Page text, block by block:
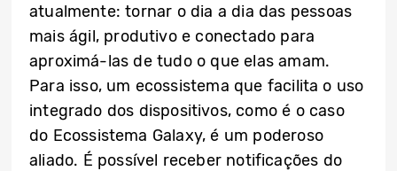
atualmente: tornar o dia a dia das pessoas
mais ágil, produtivo e conectado para
aproximá-las de tudo o que elas amam.
Para isso, um ecossistema que facilita o uso
integrado dos dispositivos, como é o caso
do Ecossistema Galaxy, é um poderoso
aliado. É possível receber notificações do